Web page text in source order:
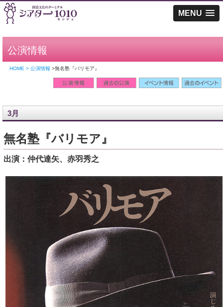
MENU
公演情報
HOME > 公演情報 >無名塾『バリモア』
3月
無名塾『バリモア』
出演：仲代達矢、赤羽秀之